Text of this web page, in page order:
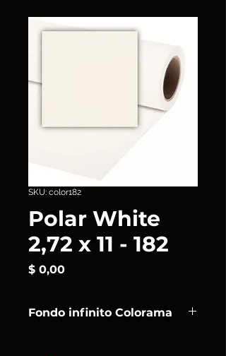
SKU: color182
Polar White
2,72 x 11 - 182
$ 0,00Precio
Fondo infinito Colorama